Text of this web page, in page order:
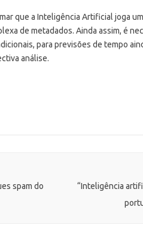
que a Inteligência Artificial joga
de metadados. Ainda assim, é
para previsões de tempo
análise.
spam do
“Inteligência